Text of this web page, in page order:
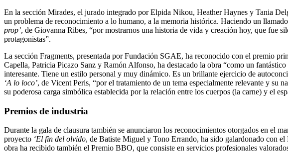
En la sección Mirades, el jurado integrado por Elpida Nikou, Heather Haynes y Tania
un problema de reconocimiento a lo humano, a la memoria histórica. Haciendo un
prop’, de Giovanna Ribes, “por mostrarnos una historia de vida y creación hoy, que fue
protagonistas”.
La sección Fragments, presentada por Fundación SGAE, ha reconocido con el premio
Capella, Patricia Picazo Sanz y Ramón Alfonso, ha destacado la obra “como un
interesante. Tiene un estilo personal y muy dinámico. Es un brillante ejercicio de
‘A lo loco’, de Vicent Peris, “por el tratamiento de un tema especialmente relevante y su
su poderosa carga simbólica establecida por la relación entre los cuerpos (la carne) y el
Premios de industria
Durante la gala de clausura también se anunciaron los reconocimientos otorgados en el
proyecto ‘El fin del olvido, de Batiste Miguel y Tono Errando, ha sido galardonado con
obra ha recibido también el Premio BBO, que consiste en servicios profesionales